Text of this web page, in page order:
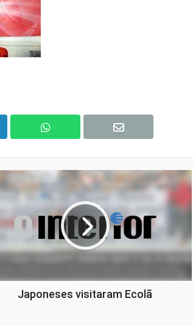
Japoneses visitaram Ecolã